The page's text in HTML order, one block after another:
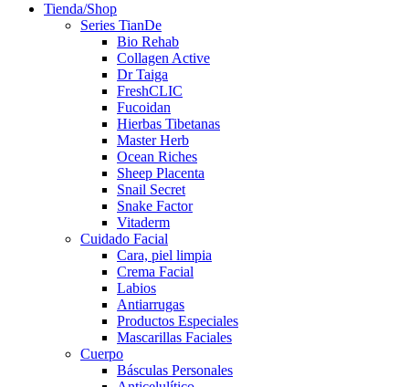
Tienda/Shop
Series TianDe
Bio Rehab
Collagen Active
Dr Taiga
FreshCLIC
Fucoidan
Hierbas Tibetanas
Master Herb
Ocean Riches
Sheep Placenta
Snail Secret
Snake Factor
Vitaderm
Cuidado Facial
Cara, piel limpia
Crema Facial
Labios
Antiarrugas
Productos Especiales
Mascarillas Faciales
Cuerpo
Básculas Personales